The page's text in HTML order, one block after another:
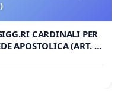
CARDINALI PER
APOSTOLICA (ART. 3